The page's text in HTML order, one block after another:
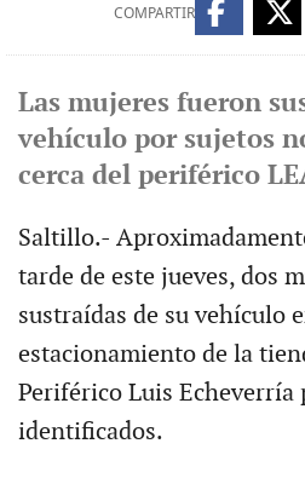
COMPARTIR
Las mujeres fueron
vehículo por sujetos
cerca del periférico
Saltillo.-
tarde de este jueves, dos
sustraídas de su vehículo
estacionamiento de la
Periférico Luis Echeverría
identificados.